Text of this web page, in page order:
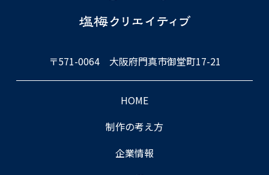
〒571-0064 大阪府門真市御堂町17-21
HOME
制作の考え⽅
企業情報